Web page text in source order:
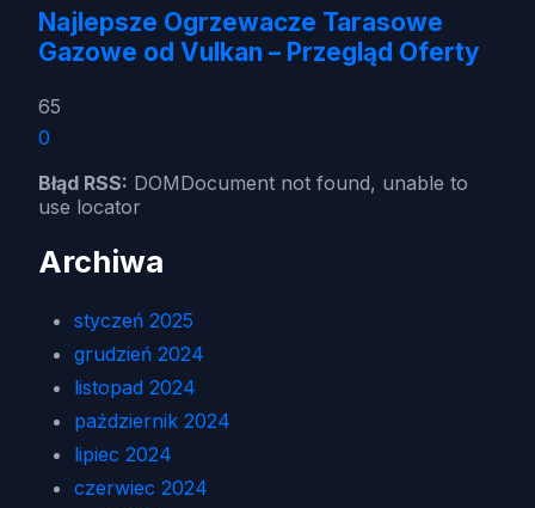
Najlepsze Ogrzewacze Tarasowe
Gazowe od Vulkan – Przegląd Oferty
65
0
Błąd RSS: DOMDocument not found, unable to
use locator
Archiwa
styczeń 2025
grudzień 2024
listopad 2024
październik 2024
lipiec 2024
czerwiec 2024